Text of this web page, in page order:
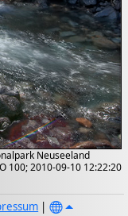
Neuseeland
100; 2010-09-10 12:22:20
|